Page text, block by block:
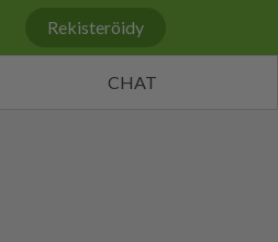
Rekisteröidy
CHAT